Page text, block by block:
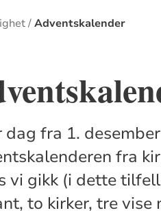
Adventskalender
dag fra 1.
fra
vi gikk (i dette
to kirker, tre